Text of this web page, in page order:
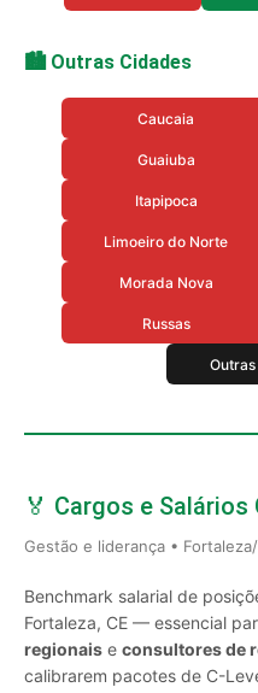
🏙️ Outras Cidades
Caucaia
Guaiuba
Itapipoca
Limoeiro do Norte
Morada Nova
Russas
🏅 Cargos e Salários
Gestão e liderança • Fortaleza/
Benchmark salarial de
Fortaleza, CE — essencial
regionais e consultores de
calibrarem pacotes de C-